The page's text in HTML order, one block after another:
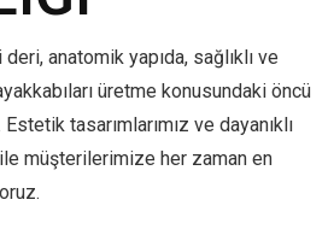
anatomik yapıda, sağlıklı ve
üretme konusundaki öncü
tasarımlarımız ve dayanıklı
ile müşterilerimize her zaman en